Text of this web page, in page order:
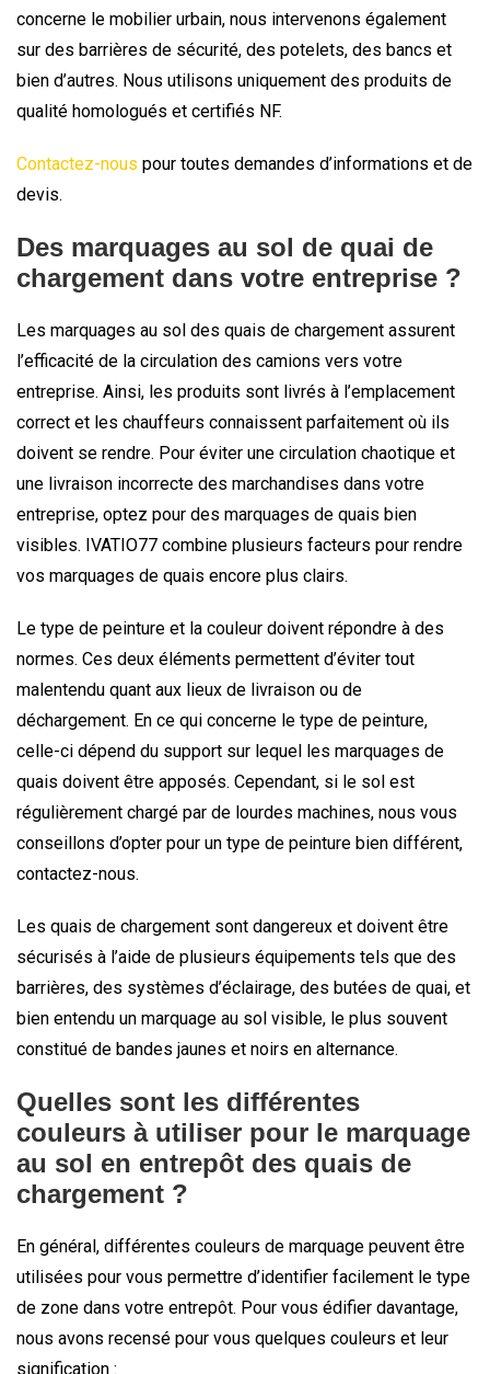
concerne le mobilier urbain, nous intervenons également
sur des barrières de sécurité, des potelets, des bancs et
bien d’autres. Nous utilisons uniquement des produits de
qualité homologués et certifiés NF.
Contactez-nous pour toutes demandes d’informations et de
devis.
Des marquages au sol de quai de
chargement dans votre entreprise ?
Les marquages au sol des quais de chargement assurent
l’efficacité de la circulation des camions vers votre
entreprise. Ainsi, les produits sont livrés à l’emplacement
correct et les chauffeurs connaissent parfaitement où ils
doivent se rendre. Pour éviter une circulation chaotique et
une livraison incorrecte des marchandises dans votre
entreprise, optez pour des marquages de quais bien
visibles. IVATIO77 combine plusieurs facteurs pour rendre
vos marquages de quais encore plus clairs.
Le type de peinture et la couleur doivent répondre à des
normes. Ces deux éléments permettent d’éviter tout
malentendu quant aux lieux de livraison ou de
déchargement. En ce qui concerne le type de peinture,
celle-ci dépend du support sur lequel les marquages de
quais doivent être apposés. Cependant, si le sol est
régulièrement chargé par de lourdes machines, nous vous
conseillons d’opter pour un type de peinture bien différent,
contactez-nous.
Les quais de chargement sont dangereux et doivent être
sécurisés à l’aide de plusieurs équipements tels que des
barrières, des systèmes d’éclairage, des butées de quai, et
bien entendu un marquage au sol visible, le plus souvent
constitué de bandes jaunes et noirs en alternance.
Quelles sont les différentes
couleurs à utiliser pour le marquage
au sol en entrepôt des quais de
chargement ?
En général, différentes couleurs de marquage peuvent être
utilisées pour vous permettre d’identifier facilement le type
de zone dans votre entrepôt. Pour vous édifier davantage,
nous avons recensé pour vous quelques couleurs et leur
signification :